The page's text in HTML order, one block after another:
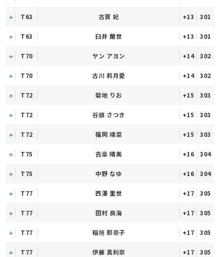
T63 古賀 妃 +13 301
T63 臼井 蘭世 +13 301
T70 ヤン アヨン +14 302
T70 古川 莉月愛 +14 302
T72 菊地 りお +15 303
T72 谷頭 さつき +15 303
T72 福岡 靖菜 +15 303
T75 吉桒 晴美 +16 304
T75 中野 なゆ +16 304
T77 西澤 里世 +17 305
T77 田村 良海 +17 305
T77 稲垣 那奈子 +17 305
T77 伊藤 真利奈 +17 305